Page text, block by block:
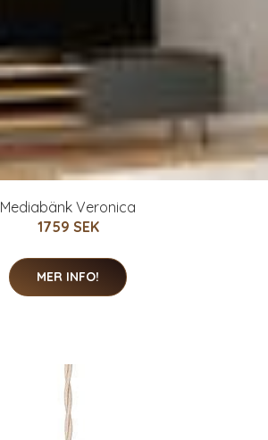
Mediabänk Veronica
1759 SEK
MER INFO!